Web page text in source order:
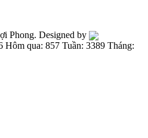
Phong. Designed by
Hôm qua: 857 Tuần: 3389 Tháng: